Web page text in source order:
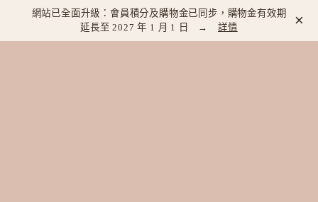
網站已全面升級：會員積分及購物金已同步，購物金有效期
延長至 2027 年 1 月 1 日 →詳情 ×